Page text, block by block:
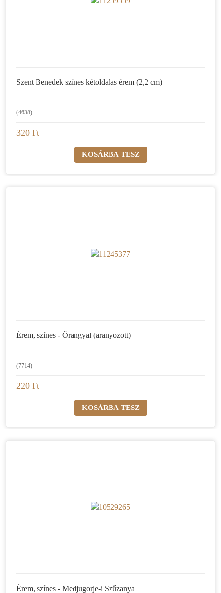
Szent Benedek színes kétoldalas érem (2,2 cm)
(4638)
320 Ft
Érem, színes - Őrangyal (aranyozott)
(7714)
220 Ft
Érem, színes - Medjugorje-i Szűzanya